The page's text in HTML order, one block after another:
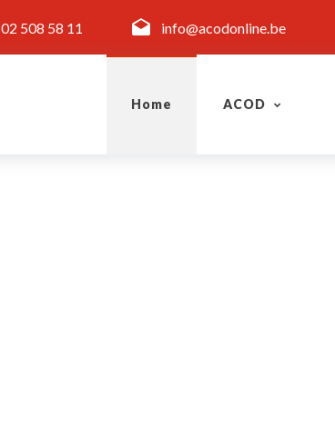
02 508 58 11 info@acodonline.be
Home ACOD